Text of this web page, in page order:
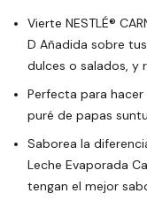
Vierte NESTLÉ®
D Añadida sobre
dulces o salados, y
Perfecta para
puré de papas
Saborea la
Leche Evaporada
tengan el mejor